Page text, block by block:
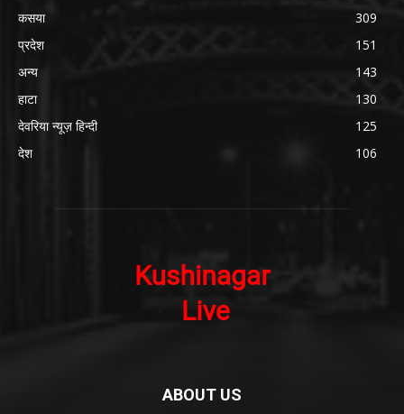
कसया
309
प्रदेश
151
अन्य
143
हाटा
130
देवरिया न्यूज़ हिन्दी
125
देश
106
ABOUT US